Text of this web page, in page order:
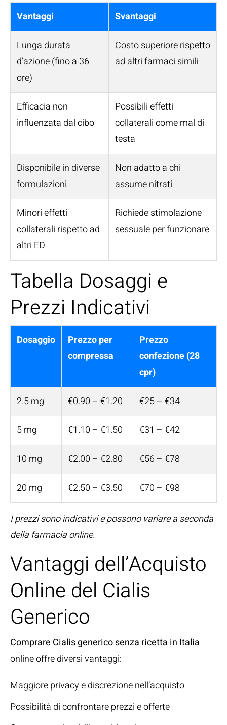
Vantaggi Svantaggi
Lunga durata
d’azione (fino a 36
ore)
Costo superiore rispetto
ad altri farmaci simili
Efficacia non
influenzata dal cibo
Possibili effetti
collaterali come mal di
testa
Disponibile in diverse
formulazioni
Non adatto a chi
assume nitrati
Minori effetti
collaterali rispetto ad
altri ED
Richiede stimolazione
sessuale per funzionare
Tabella Dosaggi e
Prezzi Indicativi
Dosaggio
Prezzo per
compressa
Prezzo
confezione (28
cpr)
2.5 mg €0.90 – €1.20 €25 – €34
5 mg €1.10 – €1.50 €31 – €42
10 mg €2.00 – €2.80 €56 – €78
20 mg €2.50 – €3.50 €70 – €98
I prezzi sono indicativi e possono variare a seconda
della farmacia online.
Vantaggi dell’Acquisto
Online del Cialis
Generico
Comprare Cialis generico senza ricetta in Italia
online offre diversi vantaggi:
Maggiore privacy e discrezione nell’acquisto
Possibilità di confrontare prezzi e offerte